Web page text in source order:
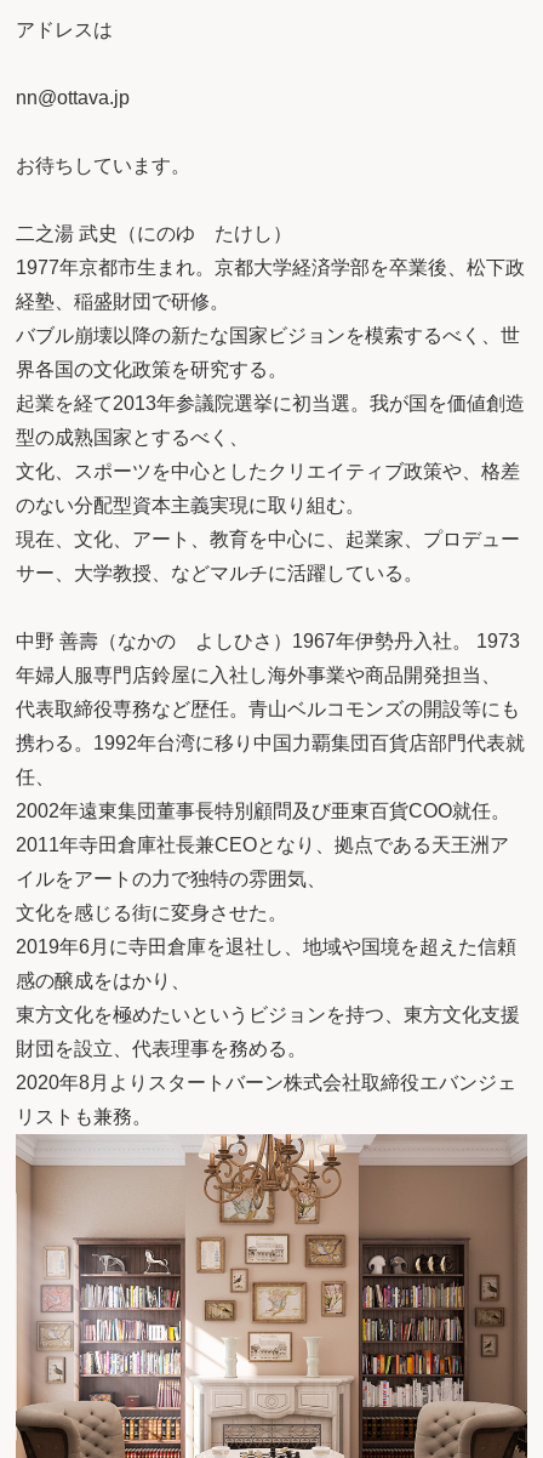
アドレスは
nn@ottava.jp
お待ちしています。
二之湯 武史（にのゆ たけし）
1977年京都市生まれ。京都大学経済学部を卒業後、松下政
経塾、稲盛財団で研修。
バブル崩壊以降の新たな国家ビジョンを模索するべく、世
界各国の文化政策を研究する。
起業を経て2013年参議院選挙に初当選。我が国を価値創造
型の成熟国家とするべく、
文化、スポーツを中心としたクリエイティブ政策や、格差
のない分配型資本主義実現に取り組む。
現在、文化、アート、教育を中心に、起業家、プロデュー
サー、大学教授、などマルチに活躍している。
中野 善壽（なかの よしひさ）1967年伊勢丹入社。 1973
年婦人服専門店鈴屋に入社し海外事業や商品開発担当、
代表取締役専務など歴任。青山ベルコモンズの開設等にも
携わる。1992年台湾に移り中国力覇集団百貨店部門代表就
任、
2002年遠東集団董事長特別顧問及び亜東百貨COO就任。
2011年寺田倉庫社長兼CEOとなり、拠点である天王洲ア
イルをアートの力で独特の雰囲気、
文化を感じる街に変身させた。
2019年6月に寺田倉庫を退社し、地域や国境を超えた信頼
感の醸成をはかり、
東方文化を極めたいというビジョンを持つ、東方文化支援
財団を設立、代表理事を務める。
2020年8月よりスタートバーン株式会社取締役エバンジェ
リストも兼務。